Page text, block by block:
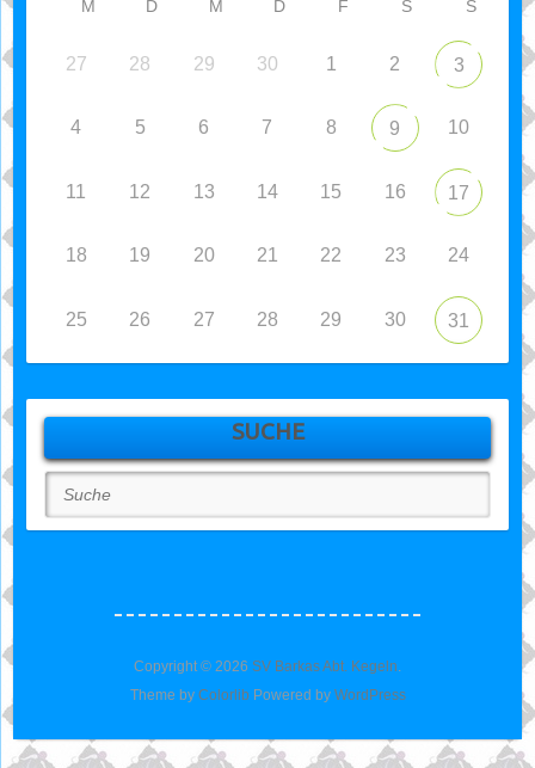
M D M D F S S
27 28 29 30 1 2 3
4 5 6 7 8 9 10
11 12 13 14 15 16 17
18 19 20 21 22 23 24
25 26 27 28 29 30 31
SUCHE
Suche
Copyright © 2026 SV Barkas Abt. Kegeln.
Theme by Colorlib Powered by WordPress